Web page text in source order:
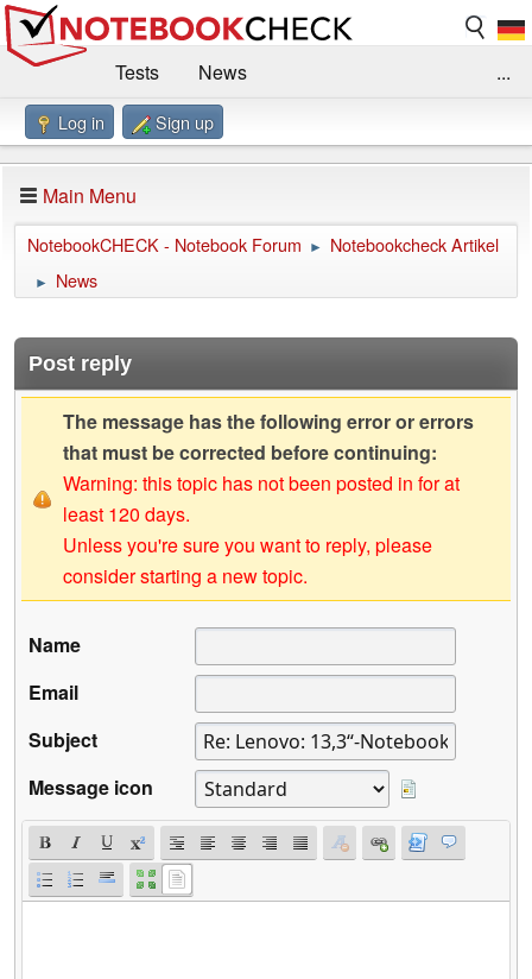
Tests
News
Benchmarks / Technik
Forum
Impressum
...
Log in Sign up
Main Menu
NotebookCHECK - Notebook Forum ► Notebookcheck Artikel
► News
Post reply
The message has the following error or errors
that must be corrected before continuing:
Warning: this topic has not been posted in for at
least 120 days.
Unless you're sure you want to reply, please
consider starting a new topic.
Name
Email
Subject
Message icon